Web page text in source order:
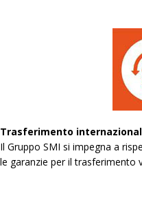
Trasferimento
Il Gruppo SMI si impegna a
le garanzie per il trasferimento